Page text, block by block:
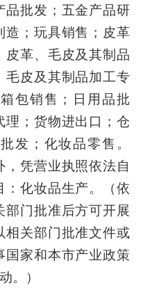
品批发；五金产品研
造；玩具销售；皮革
革、毛皮及其制品
毛皮及其制品加工专
包销售；日用品批
；货物进出口；仓
发；化妆品零售。
，凭营业执照依法自
化妆品生产。（依
门批准后方可开展
相关部门批准文件或
国家和本市产业政策
。）